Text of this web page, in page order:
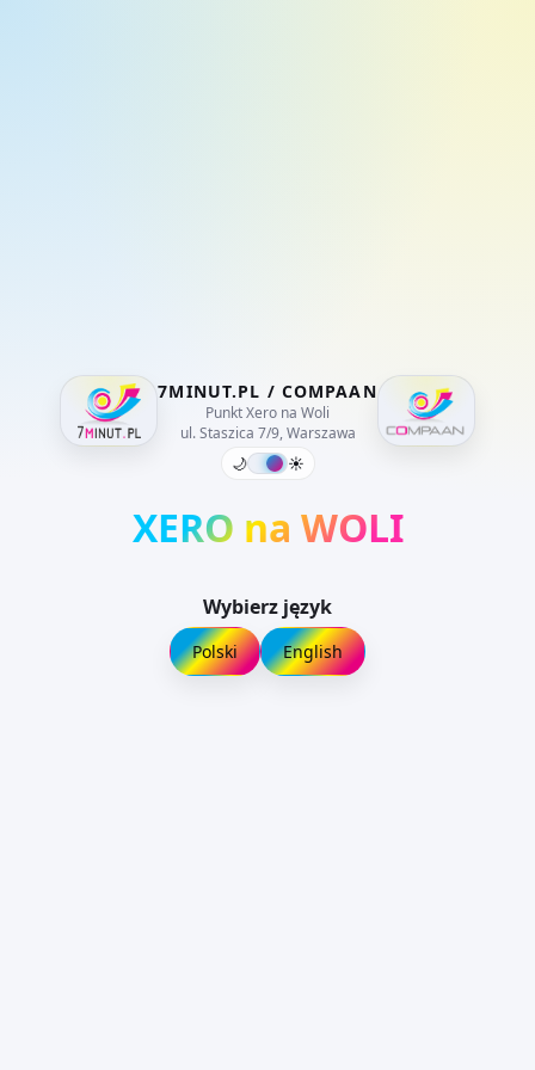
7MINUT.PL / COMPAAN
Punkt Xero na Woli
ul. Staszica 7/9, Warszawa
🌙 ☀️
XERO na WOLI
Wybierz język
Polski English